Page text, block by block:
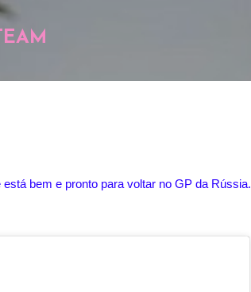
bem e pronto para voltar no GP da Rússia.